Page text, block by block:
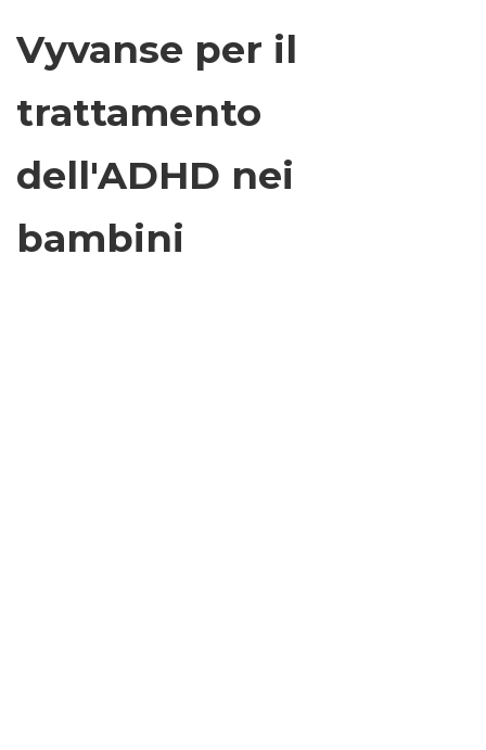
Vyvanse per il
trattamento
dell'ADHD nei
bambini